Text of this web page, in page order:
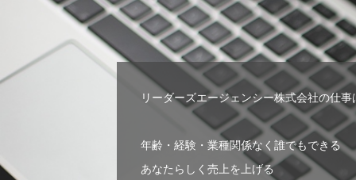
リーダーズエージェンシー株式会社の仕事
年齢・経験・業種関係なく誰でもできる
あなたらしく売上を上げる